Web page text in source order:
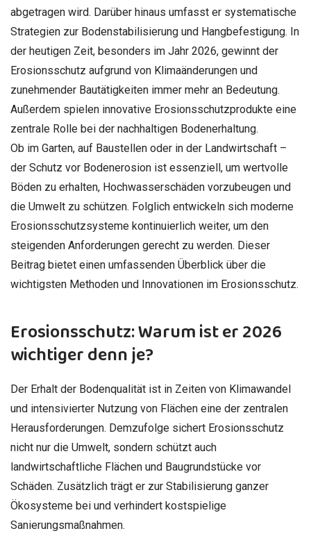
abgetragen wird. Darüber hinaus umfasst er systematische
Strategien zur Bodenstabilisierung und Hangbefestigung. In
der heutigen Zeit, besonders im Jahr 2026, gewinnt der
Erosionsschutz aufgrund von Klimaänderungen und
zunehmender Bautätigkeiten immer mehr an Bedeutung.
Außerdem spielen innovative Erosionsschutzprodukte eine
zentrale Rolle bei der nachhaltigen Bodenerhaltung.
Ob im Garten, auf Baustellen oder in der Landwirtschaft –
der Schutz vor Bodenerosion ist essenziell, um wertvolle
Böden zu erhalten, Hochwasserschäden vorzubeugen und
die Umwelt zu schützen. Folglich entwickeln sich moderne
Erosionsschutzsysteme kontinuierlich weiter, um den
steigenden Anforderungen gerecht zu werden. Dieser
Beitrag bietet einen umfassenden Überblick über die
wichtigsten Methoden und Innovationen im Erosionsschutz.
Erosionsschutz: Warum ist er 2026
wichtiger denn je?
Der Erhalt der Bodenqualität ist in Zeiten von Klimawandel
und intensivierter Nutzung von Flächen eine der zentralen
Herausforderungen. Demzufolge sichert Erosionsschutz
nicht nur die Umwelt, sondern schützt auch
landwirtschaftliche Flächen und Baugrundstücke vor
Schäden. Zusätzlich trägt er zur Stabilisierung ganzer
Ökosysteme bei und verhindert kostspielige
Sanierungsmaßnahmen.